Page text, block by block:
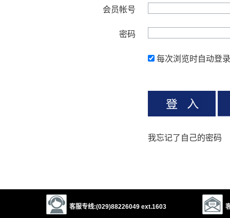
会员帐号
密码
每次浏览时自动登录
我忘记了自己的密码
客服专线:(029)88226049 ext.1603